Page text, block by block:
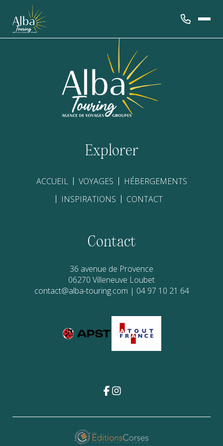
Explorer
ACCUEIL VOYAGES
HÉBERGEMENTS
INSPIRATIONS
CONTACT
Contact
36 avenue de Provence
06270 Villeneuve Loubet
contact@alba-touring.com | 04 97 10 21 64